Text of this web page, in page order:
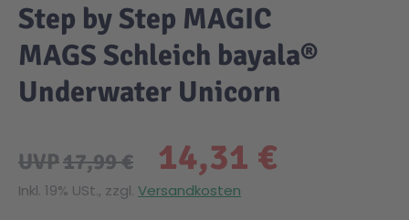
Step by Step MAGIC
MAGS Schleich bayala®
Underwater Unicorn
14,31 €
UVP17,99 €
Inkl. 19% USt., zzgl. Versandkosten